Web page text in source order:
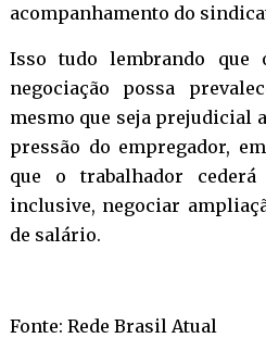
acompanhamento do
Isso tudo lembrando que
negociação possa
mesmo que seja prejudicial
pressão do empregador,
que o trabalhador
inclusive, negociar
de salário.
Fonte: Rede Brasil Atual